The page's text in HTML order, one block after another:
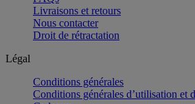
Livraisons et retours
Nous contacter
Droit de rétractation
Légal
Conditions générales
Conditions générales d’utilisation et